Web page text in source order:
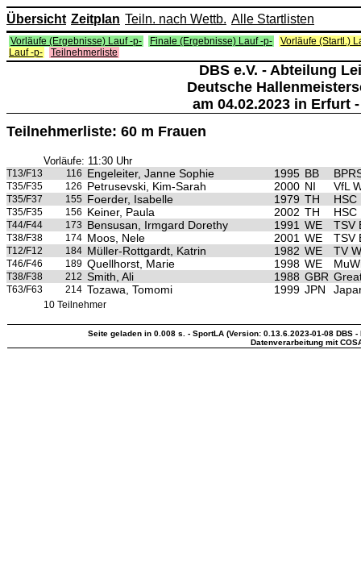
Übersicht Zeitplan Teiln. nach Wettb. Alle Startlisten
Vorläufe (Ergebnisse) Lauf -p- Finale (Ergebnisse) Lauf -p-
Vorläufe (Startl.)
Lauf -p-
Teilnehmerliste
DBS e.V. - Abteilung
Deutsche
am 04.02.2023 in Erfurt
Teilnehmerliste: 60 m Frauen
Vorläufe: 11:30 Uhr
T13/F13 116 Engeleiter, Janne Sophie 1995 BB
T35/F35 126 Petrusevski, Kim-Sarah 2000 NI VfL
T35/F37 155 Foerder, Isabelle 1979 TH HSC
T35/F35 156 Keiner, Paula 2002 TH HSC
T44/F44 173 Bensusan, Irmgard Dorethy 1991 WE TSV
T38/F38 174 Moos, Nele 2001 WE TSV
T12/F12 184 Müller-Rottgardt, Katrin 1982 WE TV
T46/F46 189 Quellhorst, Marie 1998 WE
T38/F38 212 Smith, Ali 1988 GBR
T63/F63 214 Tozawa, Tomomi 1999 JPN
10 Teilnehmer
Seite geladen in 0.008 s. - SportLA (Version: 0.13.6.2023-01-08 DBS
Datenverarbeitung mit